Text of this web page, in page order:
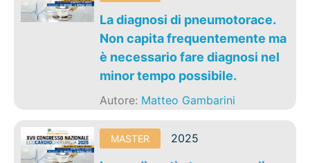
La diagnosi di pneumotorace.
Non capita frequentemente ma
è necessario fare diagnosi nel
minor tempo possibile.
Autore: Matteo Gambarini
MASTER 2025